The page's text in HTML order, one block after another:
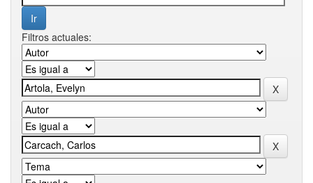
Filtros actuales: